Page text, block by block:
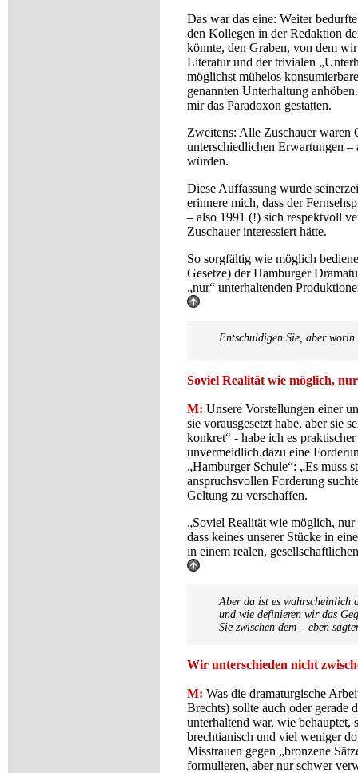
Das war das eine: Weiter
den Kollegen in der Redaktion
könnte, den Graben, von dem
Literatur und der trivialen
möglichst mühelos
genannten Unterhaltung
mir das Paradoxon gestatten.
Zweitens: Alle Zuschauer waren
unterschiedlichen Erwartungen
würden.
Diese Auffassung wurde
erinnere mich, dass der
– also 1991 (!) sich respektvoll
Zuschauer interessiert hätte.
So sorgfältig wie möglich
Gesetze) der Hamburger
„nur“ unterhaltenden
Entschuldigen Sie, aber worin
Soviel Realität wie möglich,
M: Unsere Vorstellungen einer
sie vorausgesetzt habe, aber sie
konkret“ - habe ich es
unvermeidlich.dazu eine
„Hamburger Schule“: „Es muss
anspruchsvollen Forderung
Geltung zu verschaffen.
„Soviel Realität wie möglich,
dass keines unserer Stücke in
in einem realen,
Aber da ist es wahrscheinlich
und wie definieren wir das
Sie zwischen dem – eben
Wir unterschieden nicht
M: Was die dramaturgische
Brechts) sollte auch oder gerade
unterhaltend war, wie behauptet,
brechtianisch und viel weniger
Misstrauen gegen „bronzene
formulieren, aber nur schwer